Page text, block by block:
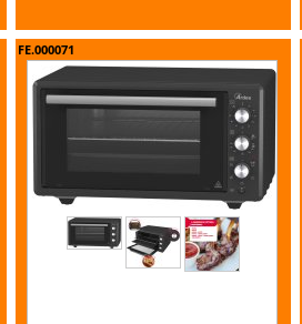
FE.000071